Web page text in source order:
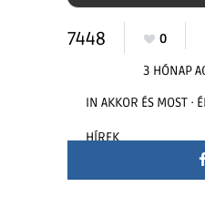
7448 0
3 HÓNAP
IN AKKOR ÉS MOST ·
HÍREK